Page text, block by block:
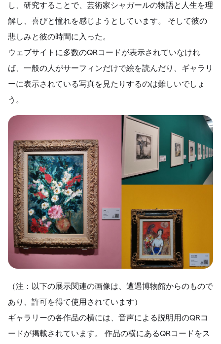
し、研究することで、芸術家シャガールの物語と人生を理
解し、喜びと憧れを感じようとしています。 そして彼の
悲しみと彼の時間に入った。
ウェブサイトに多数のQRコードが表示されていなけれ
ば、一般の人がサーフィンだけで絵を読んだり、ギャラリ
ーに表示されている写真を見たりするのは難しいでしょ
う。
（注：以下の展示関連の画像は、遭遇博物館からのもので
あり、許可を得て使用されています）
ギャラリーの各作品の横には、音声による説明用のQRコ
ードが掲載されています。 作品の横にあるQRコードをス